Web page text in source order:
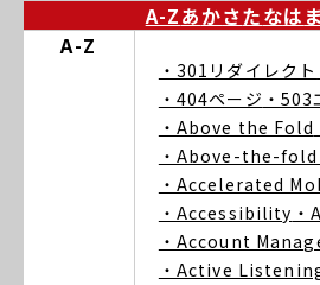
A-Zあかさたなは
A-Z
・301リダイレクト
・404ページ ・503
・Above the Fold
・Above-the-
・Accelerated
・Accessibility
・Account
・Active